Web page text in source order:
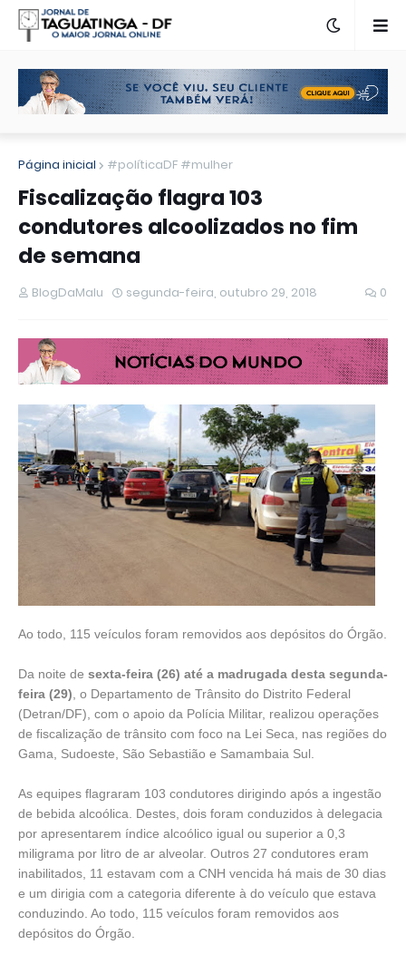
Página inicial #políticaDF #mulher
Fiscalização flagra 103
condutores alcoolizados no fim
de semana
BlogDaMalu segunda-feira, outubro 29, 2018 0
Ao todo, 115 veículos foram removidos aos depósitos do Órgão.
Da noite de sexta-feira (26) até a madrugada desta segunda-
feira (29) , o Departamento de Trânsito do Distrito Federal
(Detran/DF), com o apoio da Polícia Militar, realizou operações
de fiscalização de trânsito com foco na Lei Seca, nas regiões do
Gama, Sudoeste, São Sebastião e Samambaia Sul.
As equipes flagraram 103 condutores dirigindo após a ingestão
de bebida alcoólica. Destes, dois foram conduzidos à delegacia
por apresentarem índice alcoólico igual ou superior a 0,3
miligrama por litro de ar alveolar. Outros 27 condutores eram
inabilitados, 11 estavam com a CNH vencida há mais de 30 dias
e um dirigia com a categoria diferente à do veículo que estava
conduzindo. Ao todo, 115 veículos foram removidos aos
depósitos do Órgão.